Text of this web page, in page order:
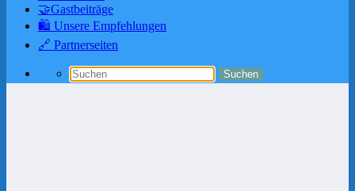
🤝Gastbeiträge
🛍️ Unsere Empfehlungen
🔗 Partnerseiten